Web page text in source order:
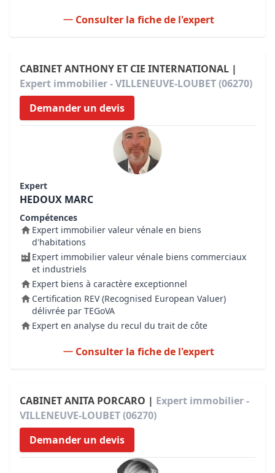
Consulter la fiche de l'expert
CABINET ANTHONY ET CIE INTERNATIONAL |
Expert immobilier - VILLENEUVE-LOUBET (06270)
Demander un devis
Expert
HEDOUX MARC
Compétences
Expert immobilier valeur vénale en biens
d'habitations
Expert immobilier valeur vénale biens commerciaux
et industriels
Expert biens à caractère exceptionnel
Certification REV (Recognised European Valuer)
délivrée par TEGoVA
Expert en analyse du recul du trait de côte
Consulter la fiche de l'expert
CABINET ANITA PORCARO | Expert immobilier -
VILLENEUVE-LOUBET (06270)
Demander un devis